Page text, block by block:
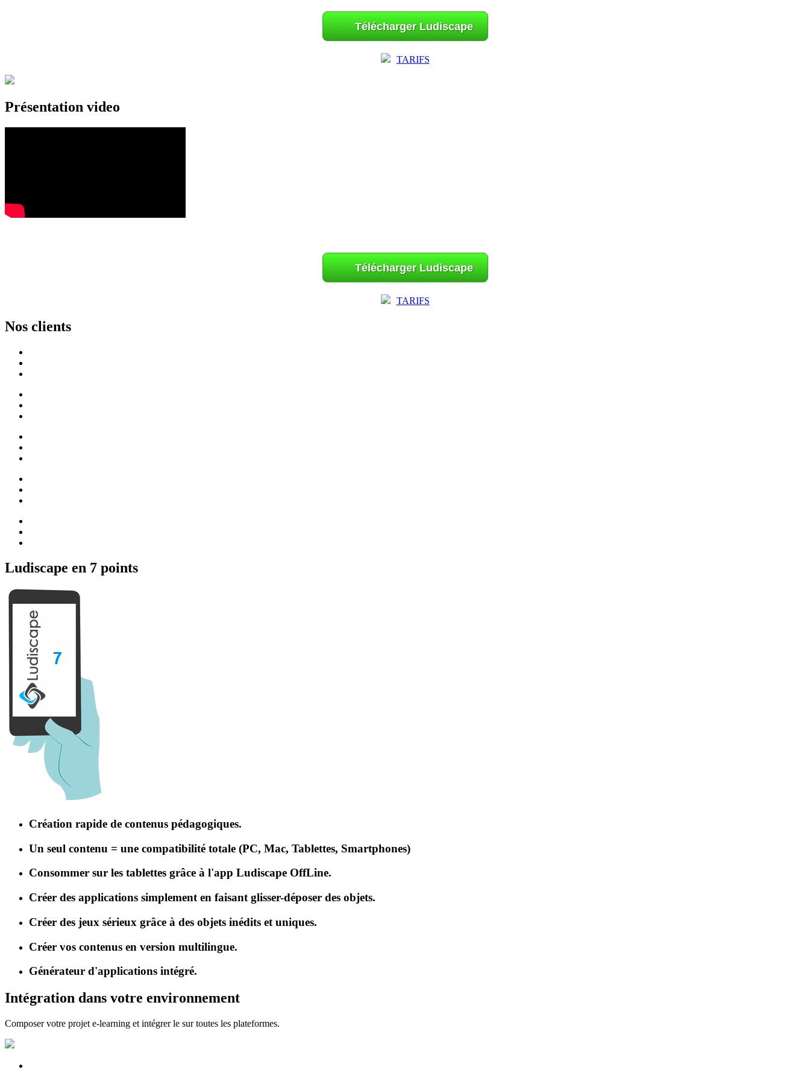
Télécharger Ludiscape
TARIFS
Présentation video
Télécharger Ludiscape
TARIFS
Nos clients
Ludiscape en 7 points
Création rapide de contenus pédagogiques.
Un seul contenu = une compatibilité totale (PC, Mac, Tablettes, Smartphones)
Consommer sur les tablettes grâce à l'app Ludiscape OffLine.
Créer des applications simplement en faisant glisser-déposer des objets.
Créer des jeux sérieux grâce à des objets inédits et uniques.
Créer vos contenus en version multilingue.
Générateur d'applications intégré.
Intégration dans votre environnement
Composer votre projet e-learning et intégrer le sur toutes les plateformes.